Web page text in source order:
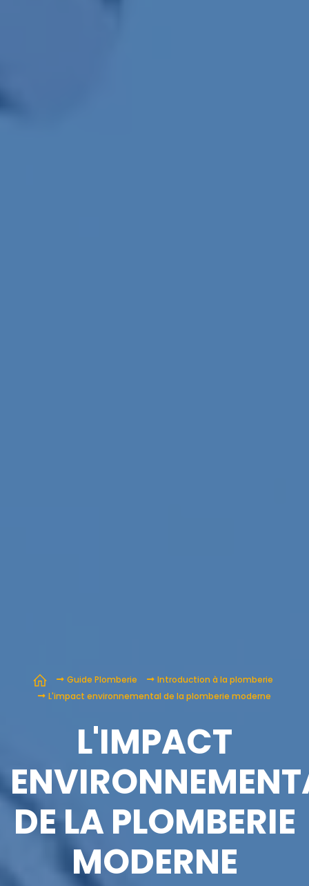
Guide Plomberie
Introduction à la plomberie
L'impact environnemental de la plomberie moderne
L'IMPACT
DE LA PLOMBERIE
MODERNE